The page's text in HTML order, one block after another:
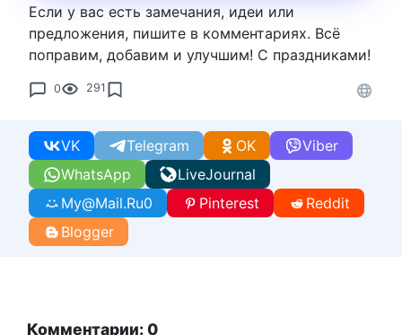
Если у вас есть замечания, идеи или
предложения, пишите в комментариях. Всё
поправим, добавим и улучшим! С праздниками!
0 291
WhatsApp
VK Telegram Viber
OK
LiveJournal
My@Mail.Ru0 Pinterest
Reddit
Blogger
Комментарии: 0